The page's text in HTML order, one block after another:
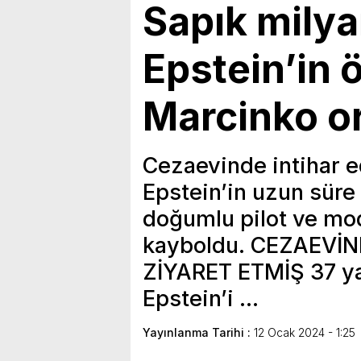
Sapık
Epstein’in
Marcinko
Cezaevinde intihar
Epstein’in uzun
doğumlu pilot ve
kayboldu.
ZİYARET ETMİŞ 37
Epstein’i …
Yayınlanma Tarihi : 12 Ocak 2024 - 1:25